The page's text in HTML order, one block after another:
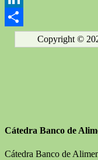
LinkedIn
CompartirCopyright ©
Cátedra Banco de
Cátedra Banco de